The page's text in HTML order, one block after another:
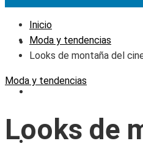
TECNOLOGÍA
RESPONSABILIDAD
Inicio
Moda y tendencias
Looks de montaña del
Moda y tendencias
Looks de